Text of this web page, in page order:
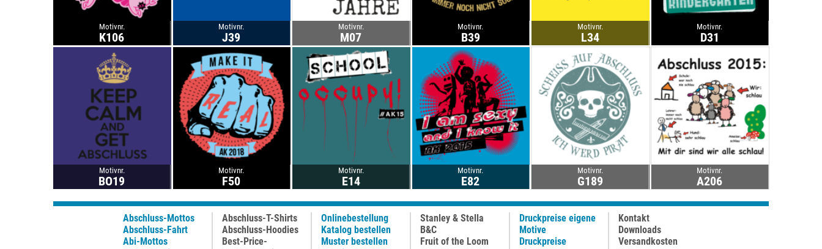
Motivnr.
K106
Motivnr.
J39
Motivnr.
M07
Motivnr.
B39
Motivnr.
L34
Motivnr.
D31
Motivnr.
BO19
Motivnr.
F50
Motivnr.
E14
Motivnr.
E82
Motivnr.
G189
Motivnr.
A206
Abschluss-Mottos
Abschluss-Fahrt
Abi-Mottos
Abschluss-T-Shirts
Abschluss-Hoodies
Best-Price-
Onlinebestellung
Katalog bestellen
Muster bestellen
Stanley & Stella
B&C
Fruit of the Loom
Druckpreise eigene
Motive
Druckpreise
Kontakt
Downloads
Versandkosten